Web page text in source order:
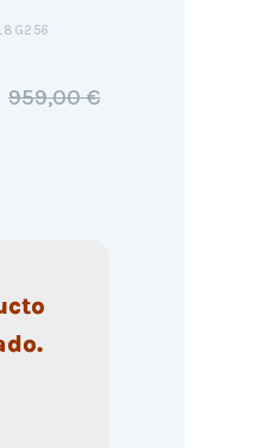
959,00 €